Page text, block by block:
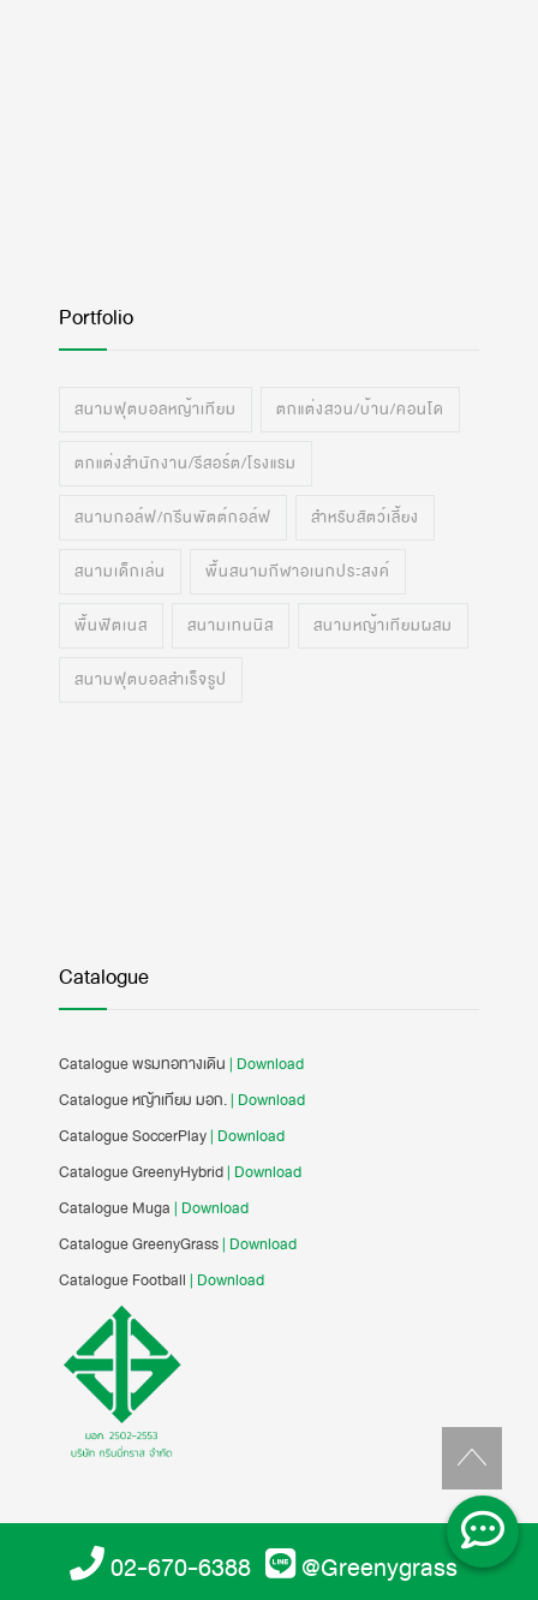
02-670-6388 @Greenygrass
Portfolio
สนามฟุตบอลหญ้าเทียม ตกแต่งสวน/บ้าน/คอนโด
ตกแต่งสำนักงาน/รีสอร์ต/โรงแรม
สนามกอล์ฟ/กรีนพัตต์กอล์ฟ สำหรับสัตว์เลี้ยง
สนามเด็กเล่น พื้นสนามกีฬาอเนกประสงค์
พื้นฟิตเนส สนามเทนนิส สนามหญ้าเทียมผสม
สนามฟุตบอลสำเร็จรูป
Catalogue
Catalogue พรมทอทางเดิน | Download
Catalogue หญ้าเทียม มอก.| Download
Catalogue SoccerPlay| Download
Catalogue GreenyHybrid| Download
Catalogue Muga | Download
Catalogue GreenyGrass| Download
Catalogue Football | Download